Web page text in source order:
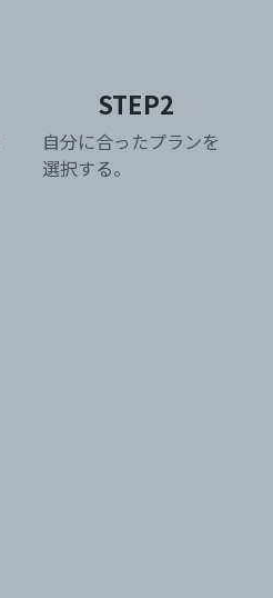
STEP2
自分に合ったプランを
選択する。